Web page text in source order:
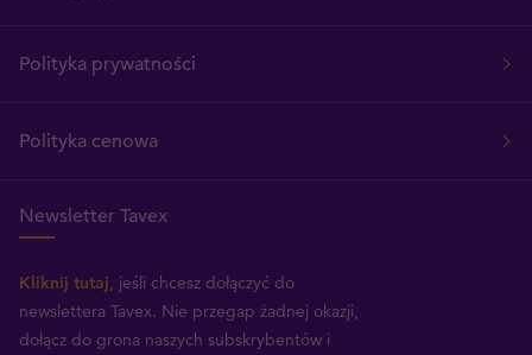
Polityka prywatności
Polityka cenowa
Newsletter Tavex
Kliknij tutaj, jeśli chcesz dołączyć do
newslettera Tavex. Nie przegap żadnej okazji,
dołącz do grona naszych subskrybentów i